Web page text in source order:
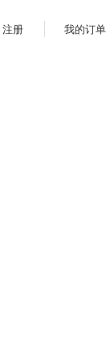
注册 我的订单